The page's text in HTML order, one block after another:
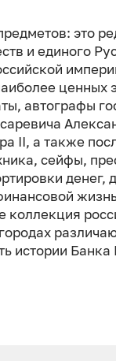
это
и единого
ценных
автографы
II, а также
сейфы,
коллекция
истории Банка